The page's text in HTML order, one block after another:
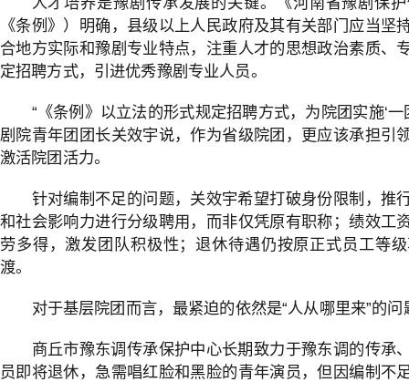
《条例》）明确，县级以上人民政府及其有关部门应当坚
合地方实际和豫剧专业特点，注重人才的思想政治素质、
定招聘方式，引进优秀豫剧专业人员。
“《条例》以立法的形式规定招聘方式，为院团实施‘
剧院青年团团长关效宇说，作为省级院团，更应该承担引
激活院团活力。
针对编制不足的问题，关效宇希望打破身份限制，推
和社会影响力进行分级聘用，而非仅凭原有职称；绩效工
劳多得，激发团队积极性；退休待遇仍按原正式员工等
渡。
对于基层院团而言，最紧迫的依然是“人从哪里来”的问
商丘市豫东调传承保护中心长期致力于豫东调的传承
员即将退休，急需唱红脸和黑脸的青年演员，但因编制不